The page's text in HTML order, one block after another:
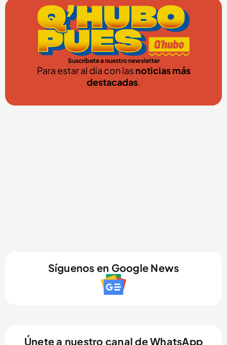
Suscríbete a nuestro newsletter
Para estar al día con lasnoticias más
destacadas.
Síguenos en Google News
Únete a nuestro canal de WhatsApp